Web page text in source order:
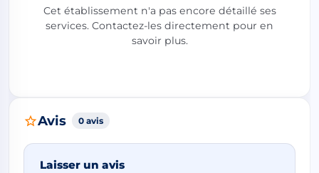
Cet établissement n'a pas encore détaillé ses
services. Contactez-les directement pour en
savoir plus.
Avis 0 avis
Laisser un avis